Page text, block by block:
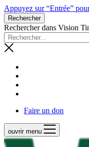
Appuyez sur “Entrée”
Rechercher
Rechercher dans Vision
Faire un don
ouvrir menu